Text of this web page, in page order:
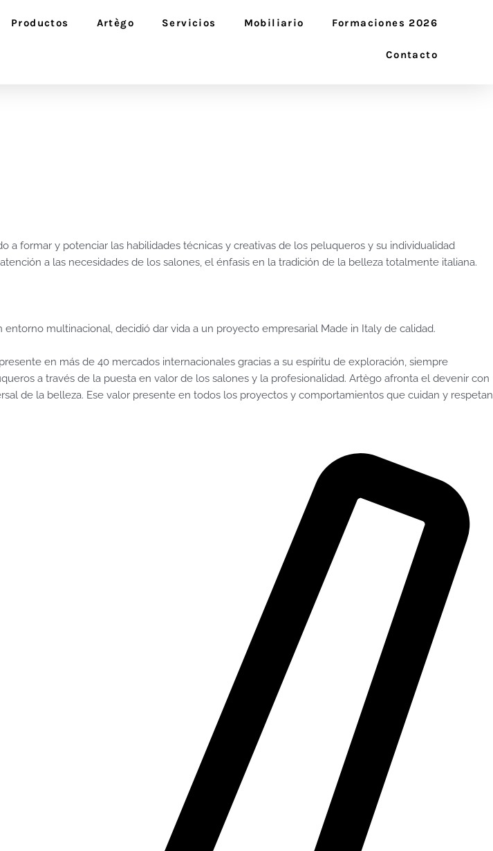
Productos Artègo Servicios Mobiliario Formaciones 2026
Contacto
formar y potenciar las habilidades técnicas y creativas de los peluqueros y su individualidad
a las necesidades de los salones, el énfasis en la tradición de la belleza totalmente italiana.
multinacional, decidió dar vida a un proyecto empresarial Made in Italy de calidad.
en más de 40 mercados internacionales gracias a su espíritu de exploración, siempre
a través de la puesta en valor de los salones y la profesionalidad. Artègo afronta el devenir con
de la belleza. Ese valor presente en todos los proyectos y comportamientos que cuidan y respetan